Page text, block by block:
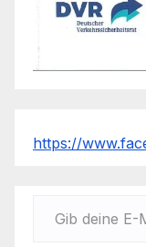
https://